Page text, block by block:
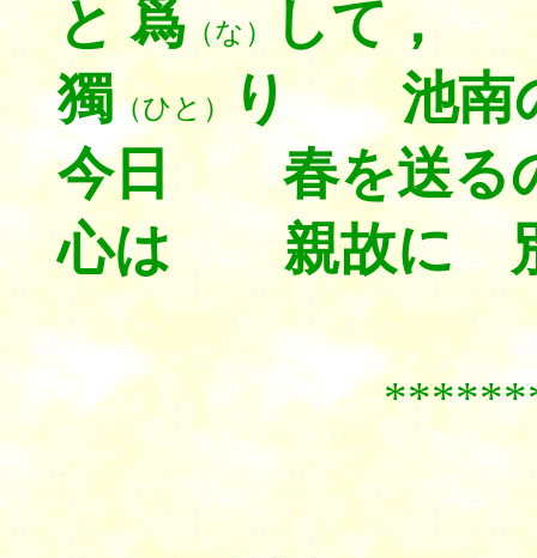
と 爲（な）して，
獨（ひと）り 池南
今日 春を送る
心は 親故に 別